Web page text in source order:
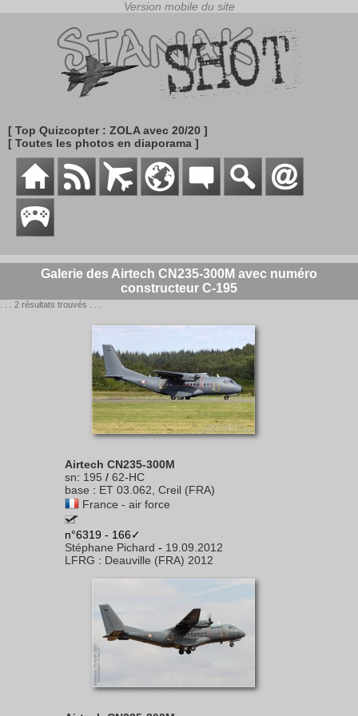
[ Top Quizcopter : ZOLA avec 20/20 ]
[ Toutes les photos en diaporama ]
Galerie des Airtech CN235-300M avec numéro
constructeur C-195
. . . 2 résultats trouvés . . .
Airtech CN235-300M
sn: 195 / 62-HC
base : ET 03.062, Creil (FRA)
France - air force
n°6319 - 166✓
Stéphane Pichard - 19.09.2012
LFRG : Deauville (FRA) 2012